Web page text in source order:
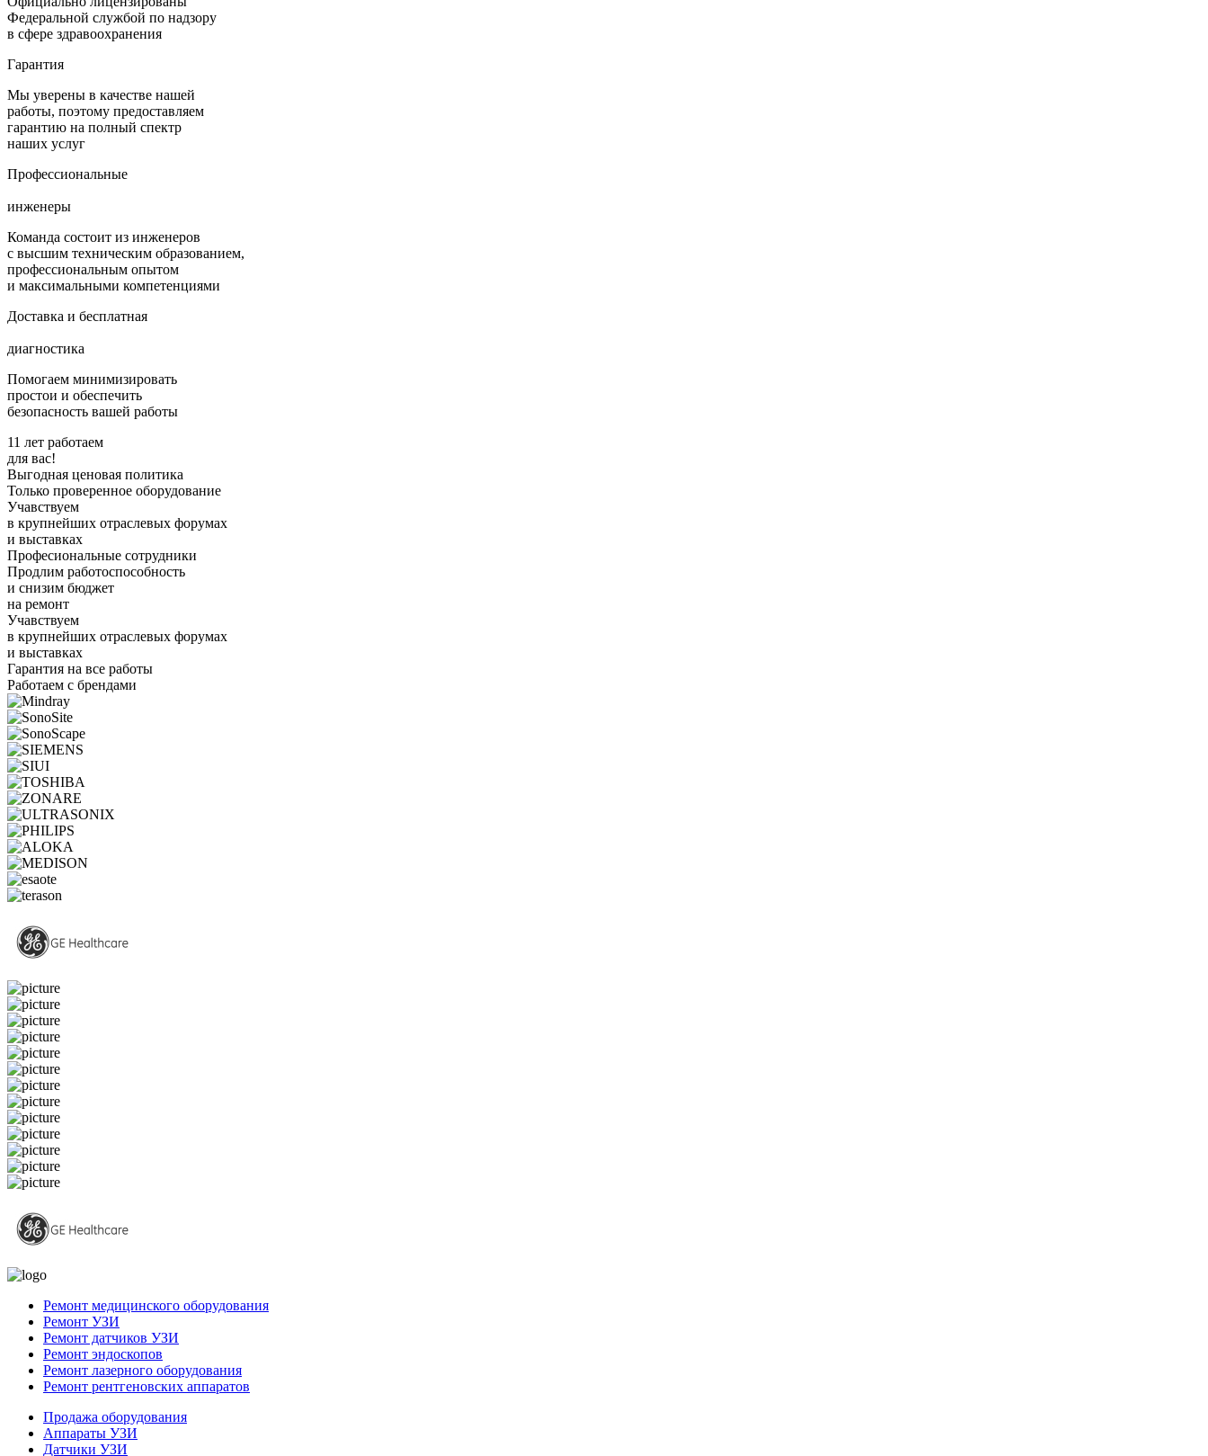
Федеральной службой по надзору
в сфере здравоохранения
Гарантия
Мы уверены в качестве нашей
работы, поэтому предоставляем
гарантию на полный спектр
наших услуг
Профессиональные
инженеры
Команда состоит из инженеров
с высшим техническим образованием,
профессиональным опытом
и максимальными компетенциями
Доставка и бесплатная
диагностика
Помогаем минимизировать
простои и обеспечить
безопасность вашей работы
11 лет работаем
для вас!
Выгодная ценовая политика
Только проверенное оборудование
Учавствуем
в крупнейших отраслевых форумах
и выставках
Професиональные сотрудники
Продлим работоспособность
и снизим бюджет
на ремонт
Учавствуем
в крупнейших отраслевых форумах
и выставках
Гарантия на все работы
Работаем с брендами
Ремонт медицинского оборудования
Ремонт УЗИ
Ремонт датчиков УЗИ
Ремонт эндоскопов
Ремонт лазерного оборудования
Ремонт рентгеновских аппаратов
Продажа оборудования
Аппараты УЗИ
Датчики УЗИ